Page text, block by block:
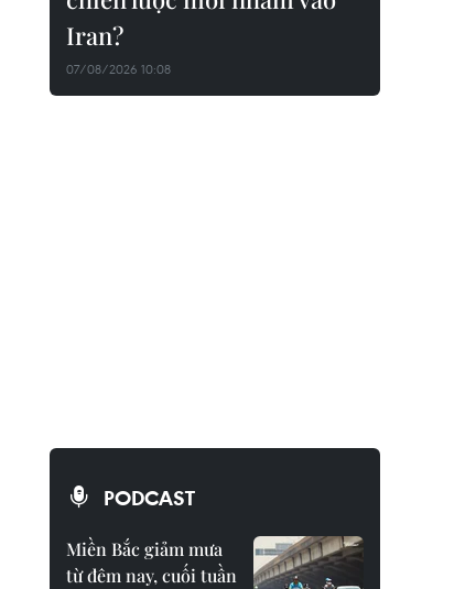
Iran?
07/08/2026 10:08
PODCAST
Miền Bắc giảm mưa
từ đêm nay, cuối tuần